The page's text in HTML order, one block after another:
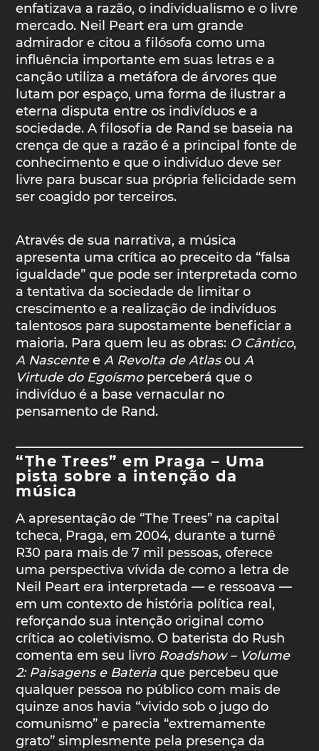
enfatizava a razão, o individualismo e o livre
mercado. Neil Peart era um grande
admirador e citou a filósofa como uma
influência importante em suas letras e a
canção utiliza a metáfora de árvores que
lutam por espaço, uma forma de ilustrar a
eterna disputa entre os indivíduos e a
sociedade. A filosofia de Rand se baseia na
crença de que a razão é a principal fonte de
conhecimento e que o indivíduo deve ser
livre para buscar sua própria felicidade sem
ser coagido por terceiros.
Através de sua narrativa, a música
apresenta uma crítica ao preceito da “falsa
igualdade” que pode ser interpretada como
a tentativa da sociedade de limitar o
crescimento e a realização de indivíduos
talentosos para supostamente beneficiar a
maioria. Para quem leu as obras: O Cântico,
A NascenteeA Revolta de AtlasouA
Virtude do Egoísmoperceberá que o
indivíduo é a base vernacular no
pensamento de Rand.
“The Trees” em Praga – Uma
pista sobre a intenção da
música
A apresentação de “The Trees” na capital
tcheca, Praga, em 2004, durante a turnê
R30 para mais de 7 mil pessoas, oferece
uma perspectiva vívida de como a letra de
Neil Peart era interpretada — e ressoava —
em um contexto de história política real,
reforçando sua intenção original como
crítica ao coletivismo. O baterista do Rush
comenta em seu livro Roadshow – Volume
2: Paisagens e Bateria que percebeu que
qualquer pessoa no público com mais de
quinze anos havia “vivido sob o jugo do
comunismo” e parecia “extremamente
grato” simplesmente pela presença da